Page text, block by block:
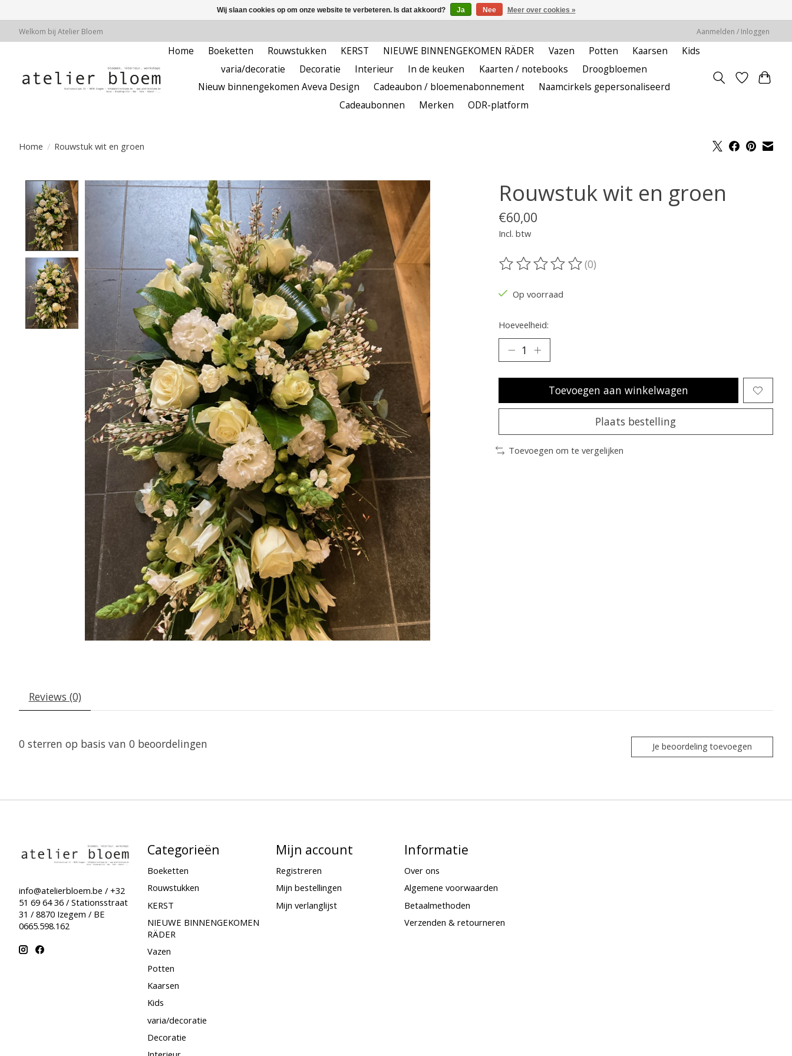
Welkom bij Atelier Bloem Aanmelden / Inloggen
Home Boeketten Rouwstukken KERST NIEUWE BINNENGEKOMEN RÄDER Vazen Potten Kaarsen
Kids
varia/decoratie
Decoratie Interieur In de keuken Kaarten / notebooks
Droogbloemen
Nieuw binnengekomen Aveva Design
Cadeaubon / bloemenabonnement
Naamcirkels gepersonaliseerd
Cadeaubonnen
Merken ODR-platform
Home / Rouwstuk wit en groen
Product image slideshow Items Rouwstuk wit en groen
€60,00
Incl. btw
De beoordeling van dit product is
(0)
Op voorraad
Hoeveelheid:
Toevoegen aan winkelwagen
Plaats bestelling
Toevoegen om te vergelijken
Reviews (0)
0 sterren op basis van 0 beoordelingen Je beoordeling toevoegen
info@atelierbloem.be / +32
51 69 64 36 / Stationsstraat
31 / 8870 Izegem / BE
0665.598.162
Categorieën
Boeketten
Rouwstukken
KERST
NIEUWE BINNENGEKOMEN
RÄDER
Vazen
Potten
Kaarsen
Kids
varia/decoratie
Decoratie
Mijn account
Registreren
Mijn bestellingen
Mijn verlanglijst
Informatie
Over ons
Algemene voorwaarden
Betaalmethoden
Verzenden & retourneren
Wij slaan cookies op om onze website te verbeteren. Is dat akkoord? Ja Nee Meer over cookies »